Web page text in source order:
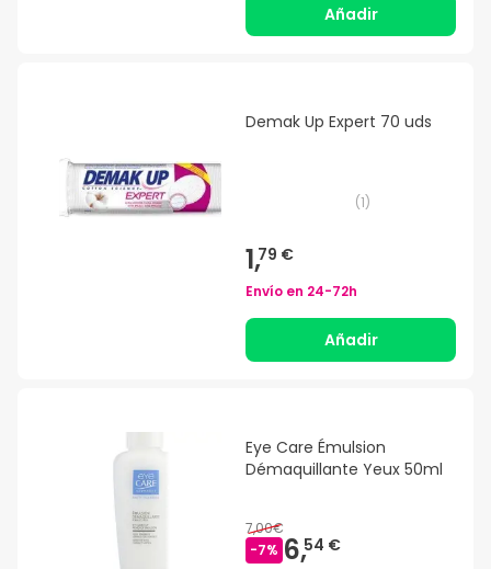
Añadir
Demak Up Expert 70 uds
(1)
1,79 €
Envío en 24-72h
Añadir
Eye Care Émulsion
Démaquillante Yeux 50ml
7,00€
-7% 6,54 €